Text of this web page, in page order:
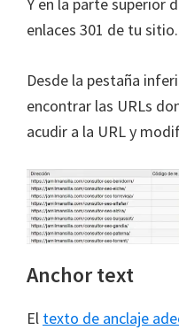
enlaces 301 de tu sitio.
Desde la pestaña
encontrar las URLs
acudir a la URL y
Anchor text
El texto de anclaje